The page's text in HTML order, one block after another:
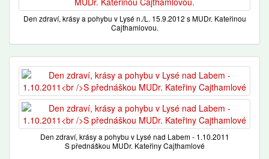
Den zdraví, krásy a pohybu v Lysé n./L. 15.9.2012 s MUDr. Kateřinou
Cajthamlovou.
Den zdraví, krásy a pohybu v Lysé nad Labem - 1.10.2011
S přednáškou MUDr. Kateřiny Cajthamlové